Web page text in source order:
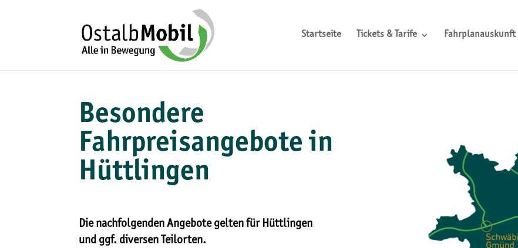
Startseite Tickets & Tarife Fahrplanauskunft
Besondere
Fahrpreisangebote in
Hüttlingen
Die nachfolgenden Angebote gelten für Hüttlingen
und ggf. diversen Teilorten.